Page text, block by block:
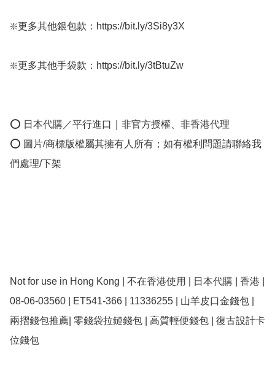
❇️更多其他銀包款：https://bit.ly/3Si8y3X
❇️更多其他手袋款：https://bit.ly/3tBtuZw
⭕ 日本代購／平行進口｜非官方授權、非香港代理
⭕ 圖片/商標版權屬其擁有人所有；如有權利問題請聯絡我
們處理/下架
Not for use in Hong Kong | 不在香港使用 | 日本代購 | 香港 |
08-06-03560 | ET541-366 | 11336255 | 山羊皮口金錢包 |
兩摺錢包推薦| 零錢袋拉鏈錢包 | 高質輕便錢包 | 復古設計卡
位錢包